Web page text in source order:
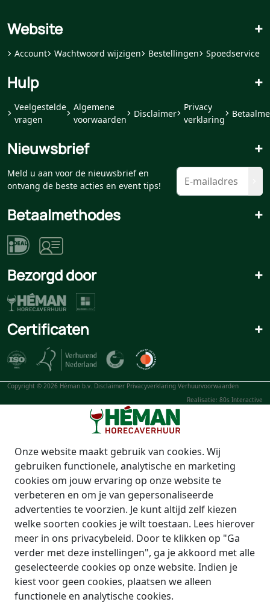
Website +
Account Wachtwoord wijzigen Bestellingen Spoedservice
Hulp +
Veelgestelde
vragen
Algemene
voorwaarden
Disclaimer
Privacy
verklaring
Nieuwsbrief +
Meld u aan voor de nieuwsbrief en
ontvang de beste acties en event tips!
Betaalmethodes +
Bezorgd door +
Certificaten +
Copyright © 2026 Héman b.v. Disclaimer Privacyverklaring Verhuurvoorwaarden
Realisatie: 80s Interactive
Onze website maakt gebruik van cookies. Wij
gebruiken functionele, analytische en marketing
cookies om jouw ervaring op onze website te
verbeteren en om je van gepersonaliseerde
advertenties te voorzien. Je kunt altijd zelf kiezen
welke soorten cookies je wilt toestaan. Lees hierover
meer in ons privacybeleid. Door te klikken op "Ga
verder met deze instellingen", ga je akkoord met alle
geselecteerde cookies op onze website. Indien je
kiest voor geen cookies, plaatsen we alleen
functionele en analytische cookies.